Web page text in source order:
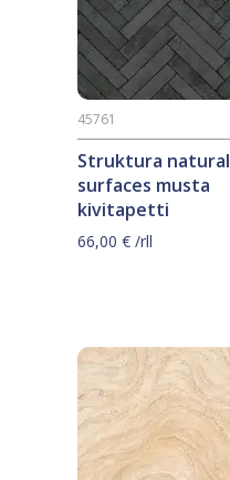
Struktura natural
surfaces musta
kivitapetti
45761
66,00 € /rll